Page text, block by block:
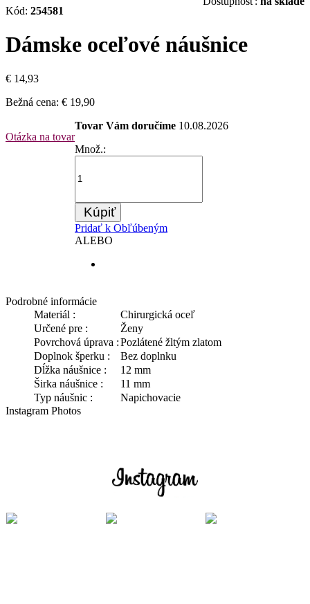
Kód: 254581
Dámske oceľové náušnice
€ 14,93
Bežná cena: € 19,90
Otázka na tovar
Tovar Vám doručíme 10.08.2026
Množ.:
Kúpiť
Pridať k Obľúbeným
ALEBO
Podrobné informácie
Materiál :
Chirurgická oceľ
Určené pre :
Ženy
Povrchová úprava :Pozlátené žltým zlatom
Doplnok šperku :
Bez doplnku
Dĺžka náušnice :
12 mm
Širka náušnice :
11 mm
Typ náušnic :
Napichovacie
Instagram Photos